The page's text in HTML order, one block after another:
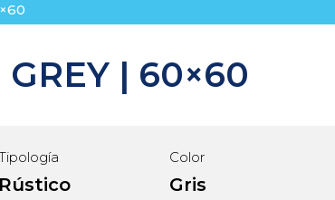
GREY | 60×60
Rústico
Color
Gris